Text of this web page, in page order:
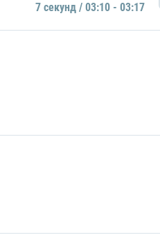
7 секунд / 03:10 - 03:17